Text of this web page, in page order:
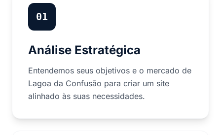
01
Análise Estratégica
Entendemos seus objetivos e o mercado de
Lagoa da Confusão para criar um site
alinhado às suas necessidades.